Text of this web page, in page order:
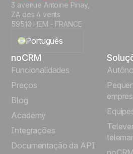
3 avenue Antoine Pinay,
ZA des 4 vents
59510 HEM - FRANCE
Português
English
Français
Español
Italiano
noCRM
Funcionalidades
Preços
Blog
Academy
Integrações
Documentação da API